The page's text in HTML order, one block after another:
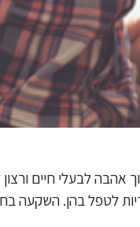
לבעלי חיים
לטפל בהן. השקעה